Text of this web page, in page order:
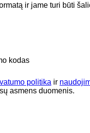
ir jame turi būti
kodas
politika ir
asmens duomenis.